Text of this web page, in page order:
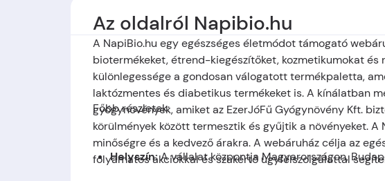
Az oldalról Napibio.hu
A NapiBio.hu egy egészséges életmódot támogató
biotermékeket, étrend-kiegészítőket, kozmetikumokat és
különlegessége a gondosan válogatott termékpaletta,
laktózmentes és diabetikus termékeket is. A kínálatban
gyógynövények, amiket az EzerJóFű Gyógynövény Kft.
körülmények között termesztik és gyűjtik a növényeket.
minőségre és a kedvező árakra. A webáruház célja az
folyamatos akciókkal és szakértő ügyfélszolgálattal
Főbb részletek:
Helyszín:A vállalat központja Magyarországon,